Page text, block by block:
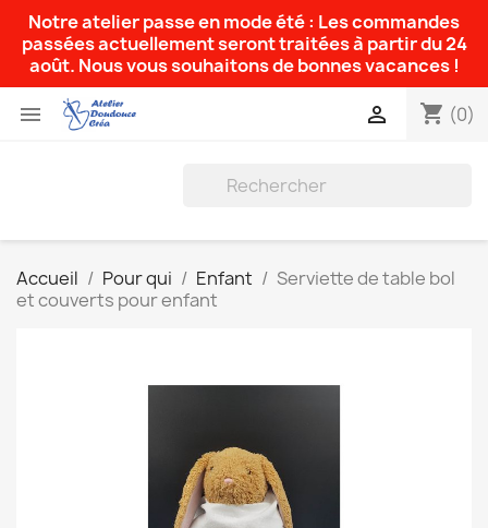
Notre atelier passe en mode été : Les commandes
passées actuellement seront traitées à partir du 24
août. Nous vous souhaitons de bonnes vacances !
 shopping_cart (0)

Accueil Pour qui Enfant
Serviette de table bol
et couverts pour enfant